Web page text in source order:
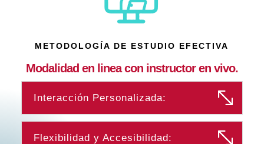
METODOLOGÍA DE ESTUDIO EFECTIVA
Modalidad en linea con instructor en vivo.
Interacción Personalizada:
Flexibilidad y Accesibilidad: